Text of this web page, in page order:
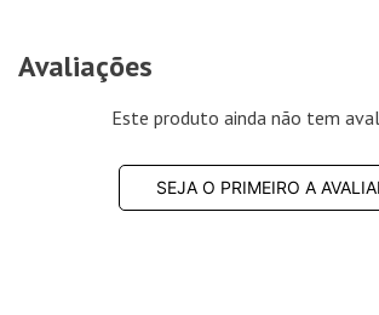
Avaliações
Este produto ainda não tem
SEJA O PRIMEIRO A